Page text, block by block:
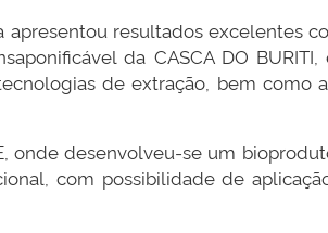
apresentou resultados excelentes
da CASCA DO
de extração, bem
onde desenvolveu-se um
com possibilidade de